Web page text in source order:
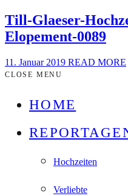
Till-Glaeser-
Elopement-0089
11. Januar 2019 READ MORE
CLOSE MENU
HOME
Hochzeiten
Verliebte